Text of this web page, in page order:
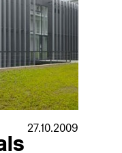
27.10.2009